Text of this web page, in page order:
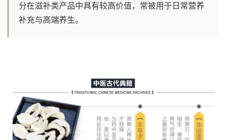
分在滋补类产品中具有较高价值，常被用于日常营养
补充与高端养生。